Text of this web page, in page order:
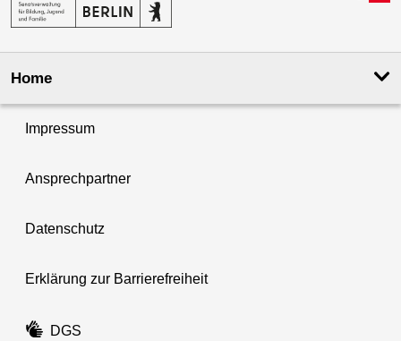
Home
Impressum
Ansprechpartner
Datenschutz
Erklärung zur Barrierefreiheit
DGS